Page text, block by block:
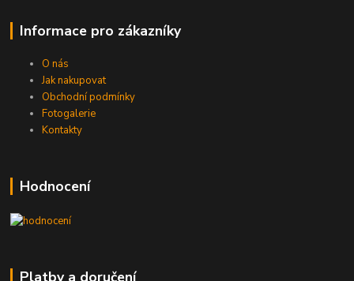
Informace pro zákazníky
O nás
Jak nakupovat
Obchodní podmínky
Fotogalerie
Kontakty
Hodnocení
Platby a doručení